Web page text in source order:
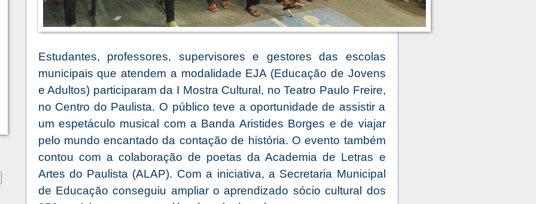
Estudantes, professores, supervisores e gestores das escolas
municipais que atendem a modalidade EJA (Educação de Jovens
e Adultos) participaram da I Mostra Cultural, no Teatro Paulo Freire,
no Centro do Paulista. O público teve a oportunidade de assistir a
um espetáculo musical com a Banda Aristides Borges e de viajar
pelo mundo encantado da contação de história. O evento também
contou com a colaboração de poetas da Academia de Letras e
Artes do Paulista (ALAP). Com a iniciativa, a Secretaria Municipal
de Educação conseguiu ampliar o aprendizado sócio cultural dos